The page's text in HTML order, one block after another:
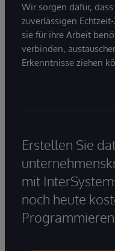
Wir sorgen dafür,
zuverlässigen
sie für ihre Arbeit
verbinden,
Erkenntnisse ziehen
Erstellen Sie
mit
noch heute
Programmieren.